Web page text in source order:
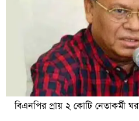
বিএনপির প্রায় ২ কোটি নেতাকর্মী